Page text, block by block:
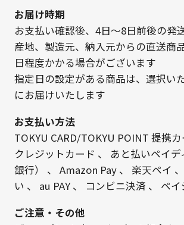
お届け時期
お支払い確認後、4日～8日前後の発
産地、製造元、納入元からの直送商
日程度かかる場合がございます
指定日の設定がある商品は、選択い
にお届けいたします
お支払い方法
TOKYU CARD/TOKYU POINT 提携カ
クレジットカード 、 あと払いペイ
銀行）
、 Amazon Pay、 楽天ペイ 、
い 、 au PAY、 コンビニ決済 、 ペイ
ご注意・その他